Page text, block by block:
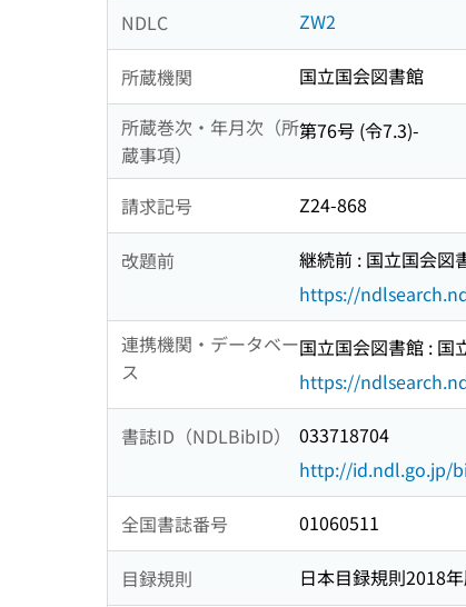
NDLC ZW2
所蔵機関
国立国会図書館
所蔵巻次・年月次（所
蔵事項）
第76号 (令7.3)-
請求記号 Z24-868
改題前
継続前 : 国立国会図
https://
連携機関・データベー
ス
国立国会図書館 : 国
https://
書誌ID（NDLBibID）
033718704
http://id.ndl.go.jp/
全国書誌番号 01060511
目録規則 日本目録規則2018